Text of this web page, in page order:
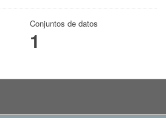
Conjuntos de datos
1